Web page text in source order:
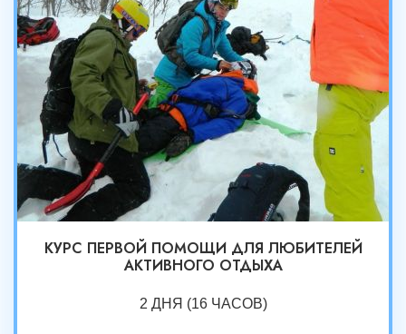
КУРС ПЕРВОЙ ПОМОЩИ ДЛЯ ЛЮБИТЕЛЕЙ
АКТИВНОГО ОТДЫХА
2 ДНЯ (16 ЧАСОВ)